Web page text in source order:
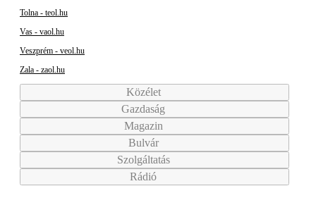
Tolna - teol.hu
Vas - vaol.hu
Veszprém - veol.hu
Zala - zaol.hu
Közélet
Gazdaság
Magazin
Bulvár
Szolgáltatás
Rádió